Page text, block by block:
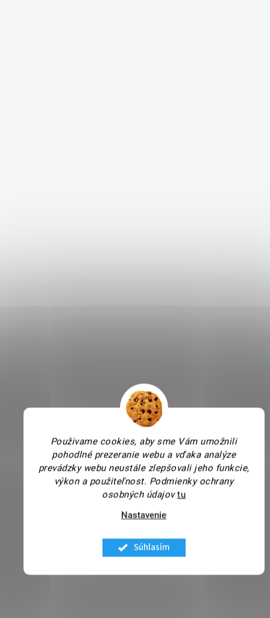
Použivame cookies, aby sme Vám umožnili
pohodlné prezeranie webu a vďaka analýze
prevádzky webu neustále zlepšovali jeho funkcie,
výkon a použiteľnost. Podmienky ochrany
osobných údajov tu
Nastavenie
Súhlasím